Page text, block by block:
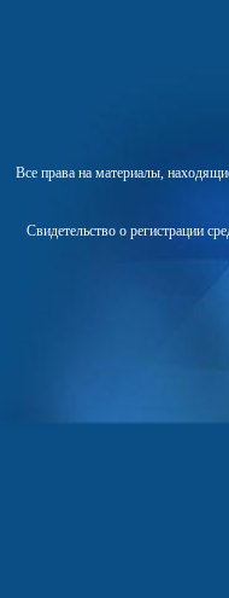
Все права на материалы,
Свидетельство о регистрации